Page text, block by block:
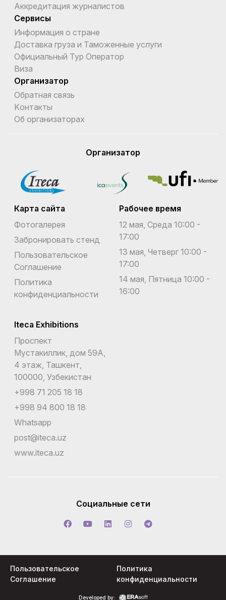
Аккредитация журналистов
Сервисы
Информация о стране
Доставка груза и Таможенные услуги
Официальный Тур Оператор
Виза
Организатор
Обратная связь
Kонтакты
Об организаторах
Организатор
Карта сайта
Фотогалерея
Забронировать стенд
Пользовательское
Соглашение
Политика
конфиденциальности
Рабочее время
12 мая, Среда 10:00 -
17:00
13 мая, Четверг 10:00 -
17:00
14 мая, Пятница 10:00 -
16:00
Iteca Exhibitions
Проспект
Мустакиллик, дом 59А,
4 этаж, Ташкент,
100000, Узбекистан
+998 71 205 18 18
+998 94 800 18 18
Whatsapp
post@iteca.uz
www.iteca.uz
Социальные сети
Developed by:
Пользовательское
Соглашение
Политика
конфиденциальности